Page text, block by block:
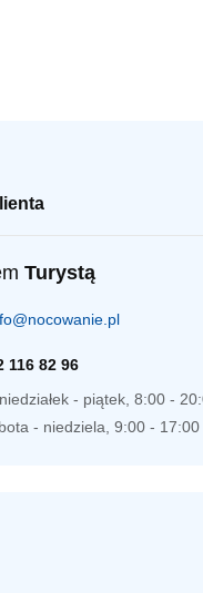
Turystą
116 82 96
- piątek, 8:00 -
- niedziela, 9:00 - 17:00